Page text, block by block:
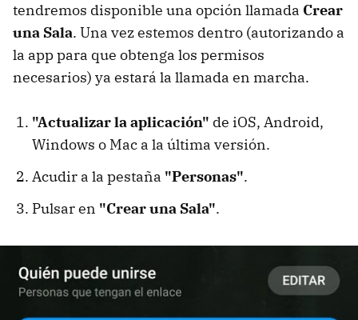
tendremos disponible una opción llamada Crear
una Sala. Una vez estemos dentro (autorizando a
la app para que obtenga los permisos
necesarios) ya estará la llamada en marcha.
"Actualizar la aplicación" de iOS, Android,
Windows o Mac a la última versión.
Acudir a la pestaña "Personas".
Pulsar en "Crear una Sala".